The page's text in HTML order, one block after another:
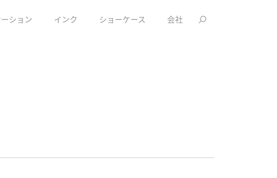
ション インク ショーケース 会社